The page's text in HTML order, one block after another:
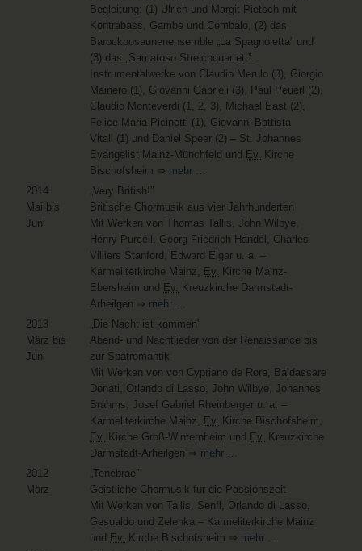
Begleitung: (1) Ulrich und Margit Pietsch mit
Kontrabass, Gambe und Cembalo, (2) das
Barockposaunenensemble „La Spagnoletta” und
(3) das „Samatoso Streichquartett”.
Instrumentalwerke von Claudio Merulo (3), Giorgio
Mainero (1), Giovanni Gabrieli (3), Paul Peuerl (2),
Claudio Monteverdi (1, 2, 3), Michael East (2),
Felice Maria Picinetti (1), Giovanni Battista
Vitali (1) und Daniel Speer (2) – St. Johannes
Evangelist Mainz-Münchfeld und Ev. Kirche
Bischofsheim ⇒ mehr …
2014
Mai bis
Juni
„Very British!”
Britische Chormusik aus vier Jahrhunderten
Mit Werken von Thomas Tallis, John Wilbye,
Henry Purcell, Georg Friedrich Händel, Charles
Villiers Stanford, Edward Elgar u. a. –
Karmeliterkirche Mainz, Ev. Kirche Mainz-
Ebersheim und Ev. Kreuzkirche Darmstadt-
Arheilgen ⇒ mehr …
2013
März bis
Juni
„Die Nacht ist kommen”
Abend- und Nachtlieder von der Renaissance bis
zur Spätromantik
Mit Werken von von Cypriano de Rore, Baldassare
Donati, Orlando di Lasso, John Wilbye, Johannes
Brahms, Josef Gabriel Rheinberger u. a. –
Karmeliterkirche Mainz, Ev. Kirche Bischofsheim,
Ev. Kirche Groß-Winternheim und Ev. Kreuzkirche
Darmstadt-Arheilgen ⇒ mehr …
2012
März
„Tenebrae”
Geistliche Chormusik für die Passionszeit
Mit Werken von Tallis, Senfl, Orlando di Lasso,
Gesualdo und Zelenka – Karmeliterkirche Mainz
und Ev. Kirche Bischofsheim ⇒ mehr …